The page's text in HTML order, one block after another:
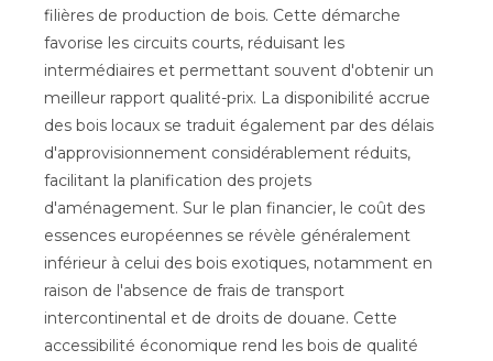
filières de production de bois. Cette démarche
favorise les circuits courts, réduisant les
intermédiaires et permettant souvent d'obtenir un
meilleur rapport qualité-prix. La disponibilité accrue
des bois locaux se traduit également par des délais
d'approvisionnement considérablement réduits,
facilitant la planification des projets
d'aménagement. Sur le plan financier, le coût des
essences européennes se révèle généralement
inférieur à celui des bois exotiques, notamment en
raison de l'absence de frais de transport
intercontinental et de droits de douane. Cette
accessibilité économique rend les bois de qualité